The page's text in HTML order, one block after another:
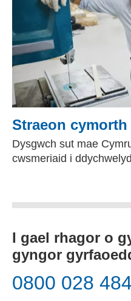
Straeon
Dysgwch sut mae
cwsmeriaid i
I gael rhagor o
gyngor
0800 028